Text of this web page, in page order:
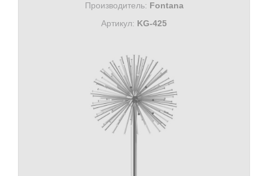
Производитель: Fontana
Артикул: KG-425